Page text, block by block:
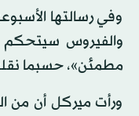
وفي رسالتها
والفيروس سيتحكم
مطمئن»، حسبما نقلت
ورأت ميركل أن من